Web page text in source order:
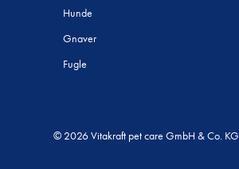
Hunde
Gnaver
Fugle
© 2026 Vitakraft pet care GmbH & Co. KG